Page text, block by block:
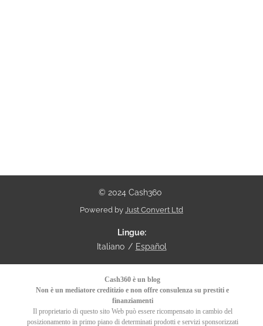
© 2024 Cash360
Powered by Just Convert Ltd
Lingue
Italiano
Español
Cash360 è un blog
Non è un mediatore creditizio e non offre consulenza su prestiti e
finanziamenti
Il proprietario di questo sito Web può essere ricompensato in cambio del
posizionamento in primo piano di determinati prodotti e servizi sponsorizzati